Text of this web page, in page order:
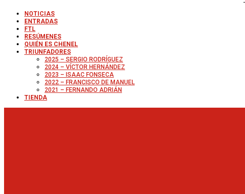
NOTICIAS
ENTRADAS
FTL
RESÚMENES
QUIÉN ES CHENEL
TRIUNFADORES
2025 – SERGIO RODRÍGUEZ
2024 – VÍCTOR HERNÁNDEZ
2023 – ISAAC FONSECA
2022 – FRANCISCO DE MANUEL
2021 – FERNANDO ADRIÁN
TIENDA